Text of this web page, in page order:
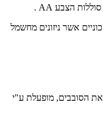
הצבע AA
.
במיוחד בעל 5 לדים חסכוניים אשר ניזונים מחשמל
הסובבים, מופעלת ע"י